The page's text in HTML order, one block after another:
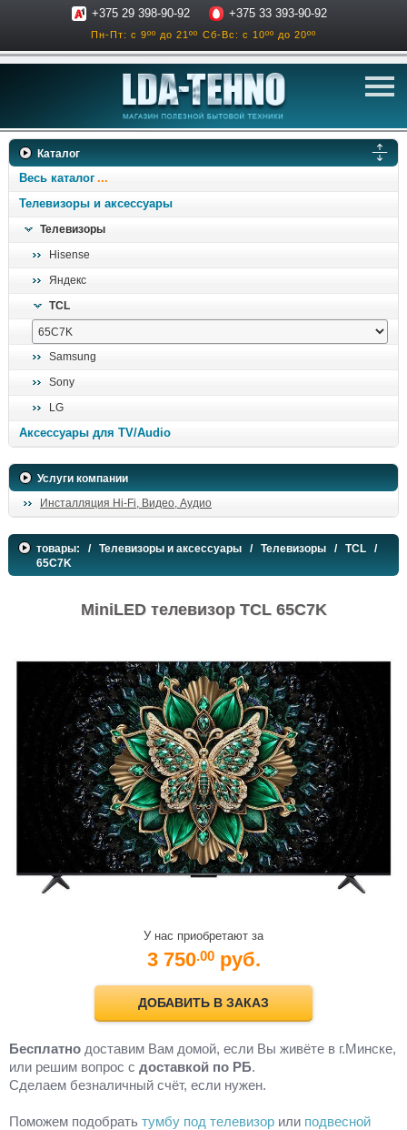
+375 29 398-90-92 +375 33 393-90-92
Пн-Пт: с 9ºº до 21ºº Сб-Вс: с 10ºº до 20ºº
телевизоры
звук и акустика
отопительные котлы
Каталог
Весь каталог
Телевизоры и аксессуары
Телевизоры
Hisense
Яндекс
TCL
Samsung
Sony
LG
Аксессуары для TV/Audio
Услуги компании
Инсталляция Hi-Fi, Видео, Аудио
товары: / Телевизоры и аксессуары / Телевизоры / TCL /
65C7K
MiniLED телевизор TCL 65C7K
У нас приобретают за
3 750.00 руб.
ДОБАВИТЬ В ЗАКАЗ
Бесплатно доставим Вам домой, если Вы живёте в г.Минске,
или решим вопрос с доставкой по РБ.
Cделаем безналичный счёт, если нужен.
Поможем подобрать тумбу под телевизор или подвесной